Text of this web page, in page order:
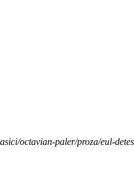
octavian-paler/proza/eul-